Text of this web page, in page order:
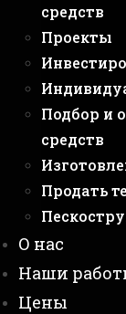
средств
Проекты
Подбор и
средств
Продать
О нас
Наши
Цены